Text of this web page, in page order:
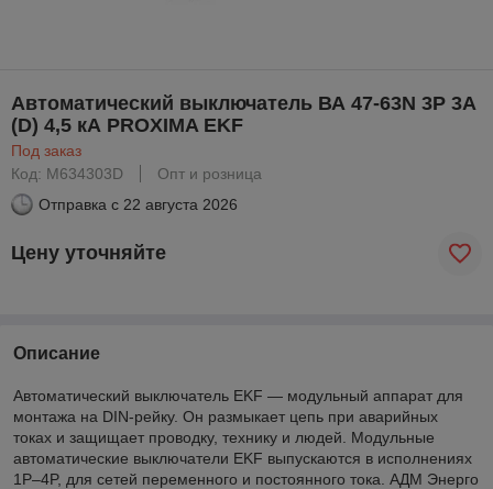
Автоматический выключатель ВА 47-63N 3P 3А
(D) 4,5 кА PROXIMA EKF
Под заказ
Код: M634303D
Опт и розница
Отправка с 22 августа 2026
Цену уточняйте
Описание
Автоматический выключатель EKF — модульный аппарат для
монтажа на DIN-рейку. Он размыкает цепь при аварийных
токах и защищает проводку, технику и людей. Модульные
автоматические выключатели EKF выпускаются в исполнениях
1P–4P, для сетей переменного и постоянного тока. АДМ Энерго